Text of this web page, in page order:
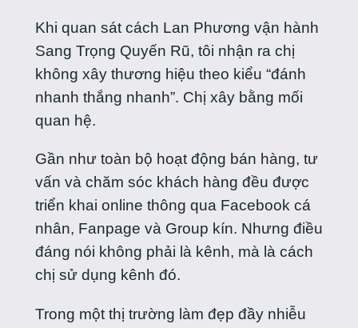
Khi quan sát cách Lan Phương vận hành
Sang Trọng Quyến Rũ, tôi nhận ra chị
không xây thương hiệu theo kiểu “đánh
nhanh thắng nhanh”. Chị xây bằng mối
quan hệ.
Gần như toàn bộ hoạt động bán hàng, tư
vấn và chăm sóc khách hàng đều được
triển khai online thông qua Facebook cá
nhân, Fanpage và Group kín. Nhưng điều
đáng nói không phải là kênh, mà là cách
chị sử dụng kênh đó.
Trong một thị trường làm đẹp đầy nhiễu